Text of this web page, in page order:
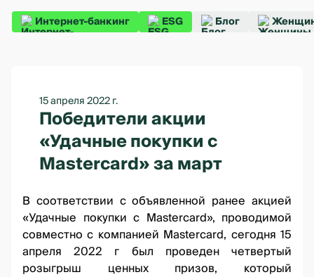
Интернет-банкинг ESG Блог
15 апреля 2022 г.
Победители акции
«Удачные покупки с
Mastercard» за март
В соответствии с объявленной ранее акцией
«Удачные покупки с Mastercard», проводимой
совместно с компанией Mastercard, сегодня 15
апреля 2022 г был проведен четвертый
розыгрыш ценных призов, который